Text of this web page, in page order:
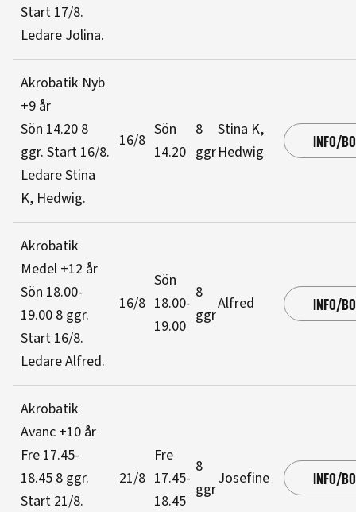
Start 17/8.
Ledare Jolina.
Akrobatik Nyb
+9 år
Sön 14.20 8
ggr. Start 16/8.
Ledare Stina
K, Hedwig.
16/8
Sön
14.20
8
ggr
Stina K,
Hedwig
INFO/
Akrobatik
Medel +12 år
Sön 18.00-
19.00 8 ggr.
Start 16/8.
Ledare Alfred.
16/8
Sön
18.00-
19.00
8
ggr
Alfred INFO/
Akrobatik
Avanc +10 år
Fre 17.45-
18.45 8 ggr.
Start 21/8.
21/8
Fre
17.45-
18.45
8
ggr
Josefine INFO/